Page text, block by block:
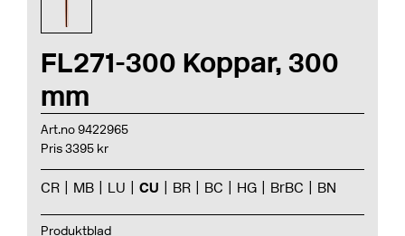
FL271-300 Koppar, 300
mm
Art.no 9422965
Pris 3395 kr
CR MB LU CU BR BC HG BrBC BN
Produktblad